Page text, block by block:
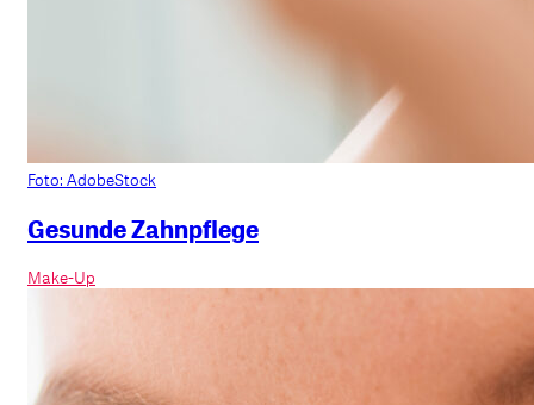
Foto: AdobeStock
Gesunde Zahnpflege
Make-Up